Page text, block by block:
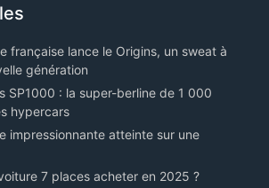
française lance le Origins, un sweat à
génération
SP1000 : la super-berline de 1 000
hypercars
impressionnante atteinte sur une
7 places acheter en 2025 ?